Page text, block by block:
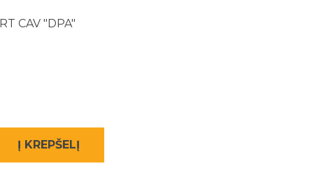
CAV "DPA"
Į KREPŠELĮ